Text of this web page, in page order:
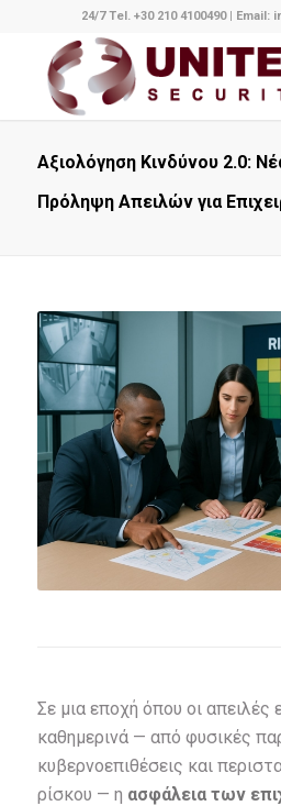
24/7 Tel. +30 210 4100490 | Email:
Αξιολόγηση Κινδύνου 2.0:
Πρόληψη Απειλών για
Σε μια εποχή όπου οι απειλές
καθημερινά — από φυσικές
κυβερνοεπιθέσεις και
ρίσκου — η ασφάλεια των